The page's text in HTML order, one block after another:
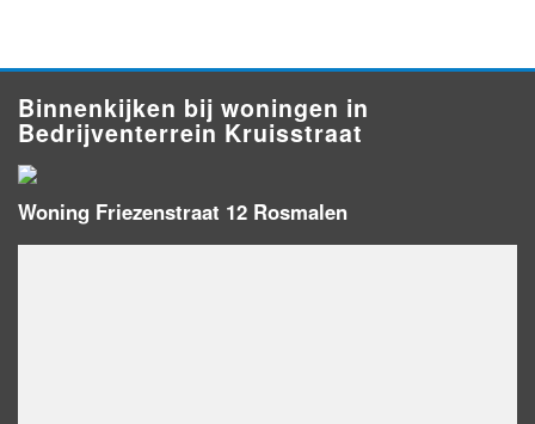
Binnenkijken bij woningen in
Bedrijventerrein Kruisstraat
Woning Friezenstraat 12 Rosmalen